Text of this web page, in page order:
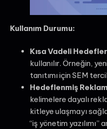
Kullanım Durumu:
Kısa Vadeli
kullanılır. Örneğin,
tanıtımı için SEM
Hedeflenmiş
kelimelere dayalı
kitleye ulaşmayı
“iş yönetim